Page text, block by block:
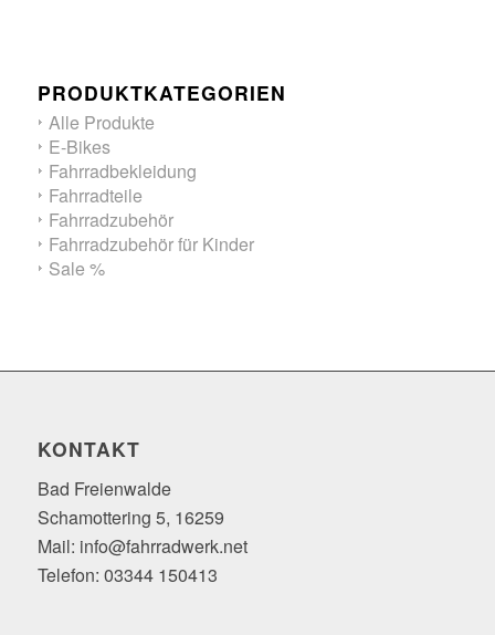
PRODUKTKATEGORIEN
Alle Produkte
E-Bikes
Fahrradbekleidung
Fahrradteile
Fahrradzubehör
Fahrradzubehör für Kinder
Sale %
KONTAKT
Bad Freienwalde
Schamottering 5, 16259
Mail: info@fahrradwerk.net
Telefon: 03344 150413